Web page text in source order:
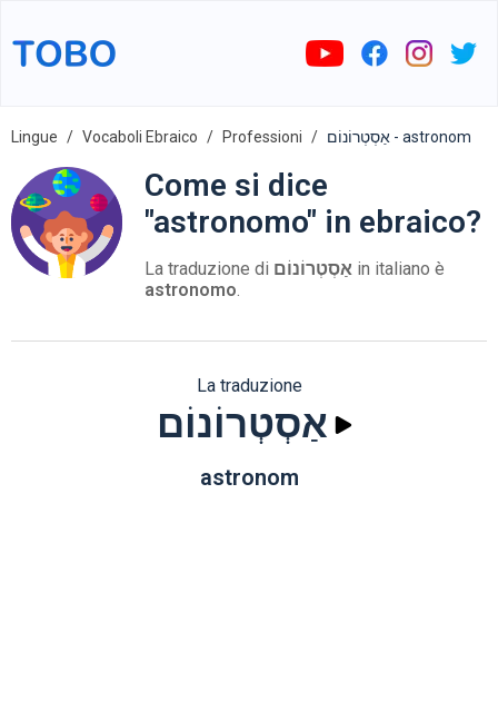
Lingue Vocaboli Ebraico Professioni אַסְטְרוֹנוֹם - astronom
Come si dice
"astronomo" in ebraico?
La traduzione di אַסְטְרוֹנוֹם in italiano è
astronomo.
La traduzione
אַסְטְרוֹנוֹם
astronom